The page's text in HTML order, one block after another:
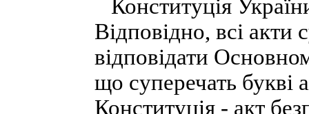
Конституція
Відповідно, всі акти
відповідати
що суперечать букві
Конституція - акт